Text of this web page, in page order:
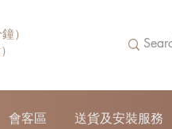
）
會客區 送貨及安裝服務